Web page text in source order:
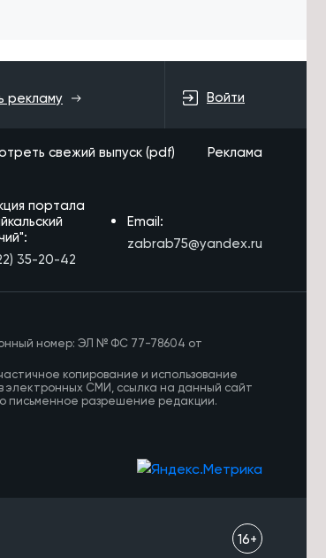
рекламу Войти
свежий выпуск (pdf) Реклама
портала
35-20-42
Email:
zabrab75@yandex.ru
номер: ЭЛ № ФС 77-78604 от
копирование и использование
электронных СМИ, ссылка на данный сайт
письменное разрешение редакции.
16+